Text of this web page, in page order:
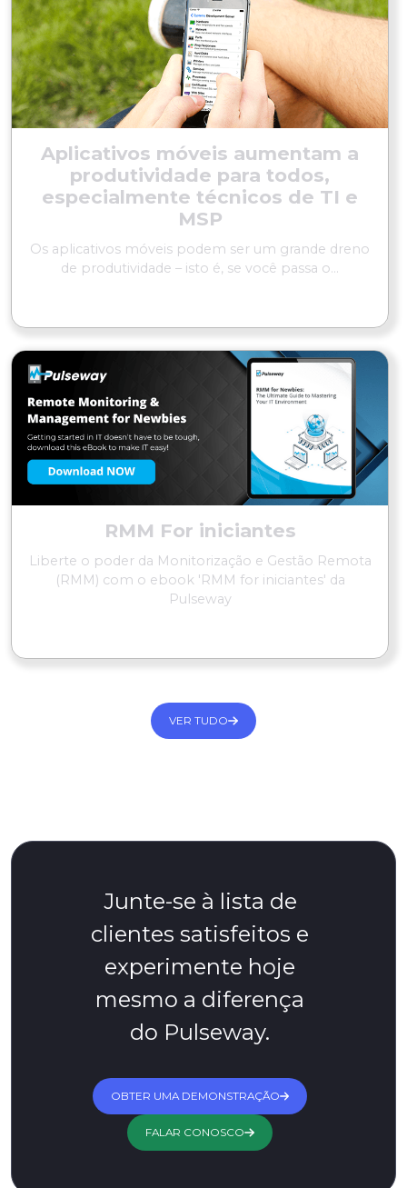
Aplicativos móveis aumentam a
produtividade para todos,
especialmente técnicos de TI e
MSP
Os aplicativos móveis podem ser um grande dreno
de produtividade – isto é, se você passa o...
RMM For iniciantes
Liberte o poder da Monitorização e Gestão Remota
(RMM) com o ebook 'RMM for iniciantes' da
Pulseway
VER TUDO
Junte-se à lista de
clientes satisfeitos e
experimente hoje
mesmo a diferença
do Pulseway.
OBTER UMA DEMONSTRAÇÃO
FALAR CONOSCO